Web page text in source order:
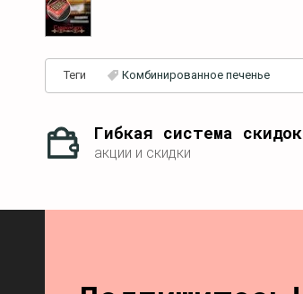
Теги Комбинированное печенье
Гибкая система скидок
акции и скидки